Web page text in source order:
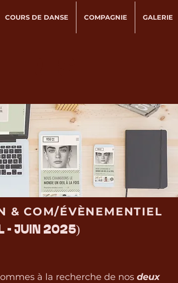
COURS DE DANSE COMPAGNIE GALERIE
& COM/ÉVÈNEMENTIEL
- JUIN 2025)
à la recherche de nos deux